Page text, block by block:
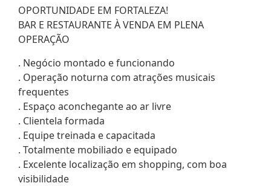
OPORTUNIDADE EM FORTALEZA!
BAR E RESTAURANTE À VENDA EM PLENA
OPERAÇÃO
. Negócio montado e funcionando
. Operação noturna com atrações musicais
frequentes
. Espaço aconchegante ao ar livre
. Clientela formada
. Equipe treinada e capacitada
. Totalmente mobiliado e equipado
. Excelente localização em shopping, com boa
visibilidade